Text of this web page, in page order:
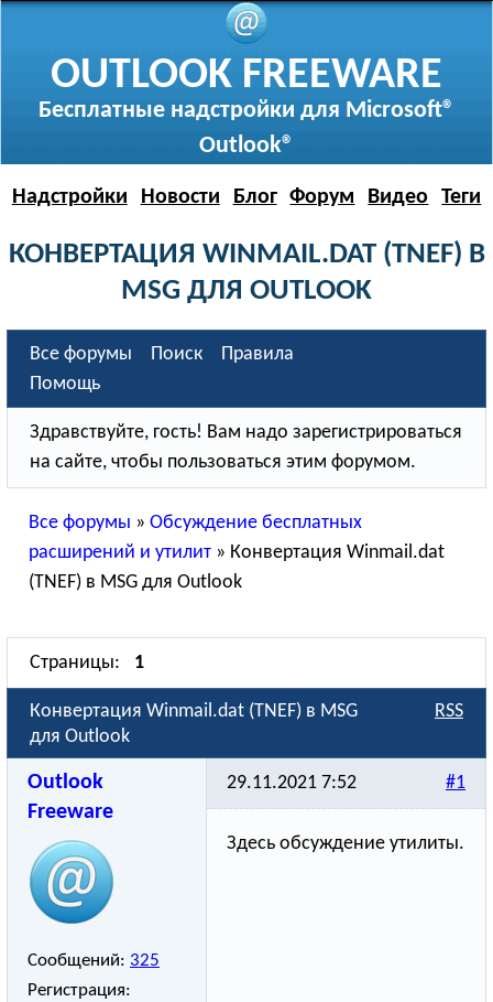
OUTLOOK FREEWARE
Бесплатные надстройки для Microsoft®
Outlook®
Надстройки Новости Блог Форум Видео Теги
КОНВЕРТАЦИЯ WINMAIL.DAT (TNEF) В
MSG ДЛЯ OUTLOOK
Все форумы Поиск
Правила
Помощь
Здравствуйте, гость! Вам надо зарегистрироваться
на сайте, чтобы пользоваться этим форумом.
Все форумы »Обсуждение бесплатных
расширений и утилит » Конвертация Winmail.dat
(TNEF) в MSG для Outlook
Страницы: 1
RSS
Конвертация Winmail.dat (TNEF) в MSG
для Outlook
Outlook
Freeware
Сообщений: 325
Регистрация:
#1
29.11.2021 7:52
Здесь обсуждение утилиты.